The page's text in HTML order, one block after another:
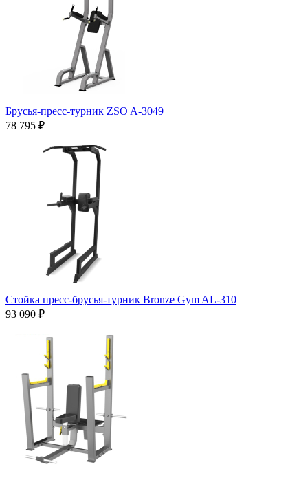
Брусья-пресс-турник ZSO A-3049
78 795 ₽
Стойка пресс-брусья-турник Bronze Gym AL-310
93 090 ₽